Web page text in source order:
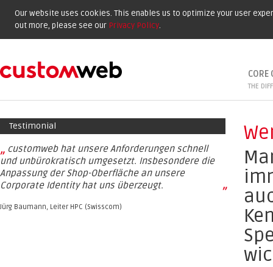
Our website uses cookies. This enables us to optimize your user
out more, please see our Privacy Policy.
CORE
THE
Testimonial
„ customweb hat unsere Anforderungen schnell
und unbürokratisch umgesetzt. Insbesondere die
Anpassung der Shop-Oberfläche an unsere
Corporate Identity hat uns überzeugt.
”
Jürg Baumann, Leiter HPC (Swisscom)